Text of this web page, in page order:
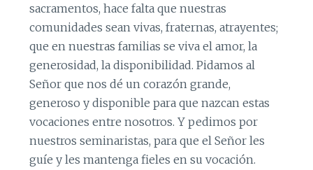
sacramentos, hace falta que nuestras
comunidades sean vivas, fraternas, atrayentes;
que en nuestras familias se viva el amor, la
generosidad, la disponibilidad. Pidamos al
Señor que nos dé un corazón grande,
generoso y disponible para que nazcan estas
vocaciones entre nosotros. Y pedimos por
nuestros seminaristas, para que el Señor les
guíe y les mantenga fieles en su vocación.